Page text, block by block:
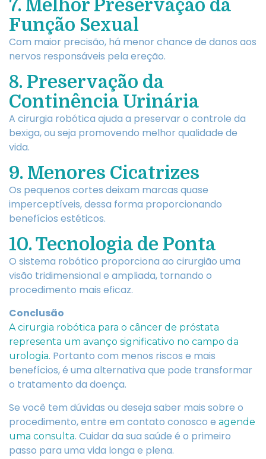
7. Melhor Preservação da
Função Sexual
Com maior precisão, há menor chance de danos aos
nervos responsáveis pela ereção.
8. Preservação da
Continência Urinária
A cirurgia robótica ajuda a preservar o controle da
bexiga, ou seja promovendo melhor qualidade de
vida.
9. Menores Cicatrizes
Os pequenos cortes deixam marcas quase
imperceptíveis, dessa forma proporcionando
benefícios estéticos.
10. Tecnologia de Ponta
O sistema robótico proporciona ao cirurgião uma
visão tridimensional e ampliada, tornando o
procedimento mais eficaz.
Conclusão
A cirurgia robótica para o câncer de próstata
representa um avanço significativo no campo da
urologia. Portanto com menos riscos e mais
benefícios, é uma alternativa que pode transformar
o tratamento da doença.
Se você tem dúvidas ou deseja saber mais sobre o
procedimento, entre em contato conosco e agende
uma consulta. Cuidar da sua saúde é o primeiro
passo para uma vida longa e plena.